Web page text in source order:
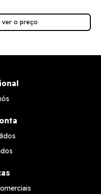
ver o preço